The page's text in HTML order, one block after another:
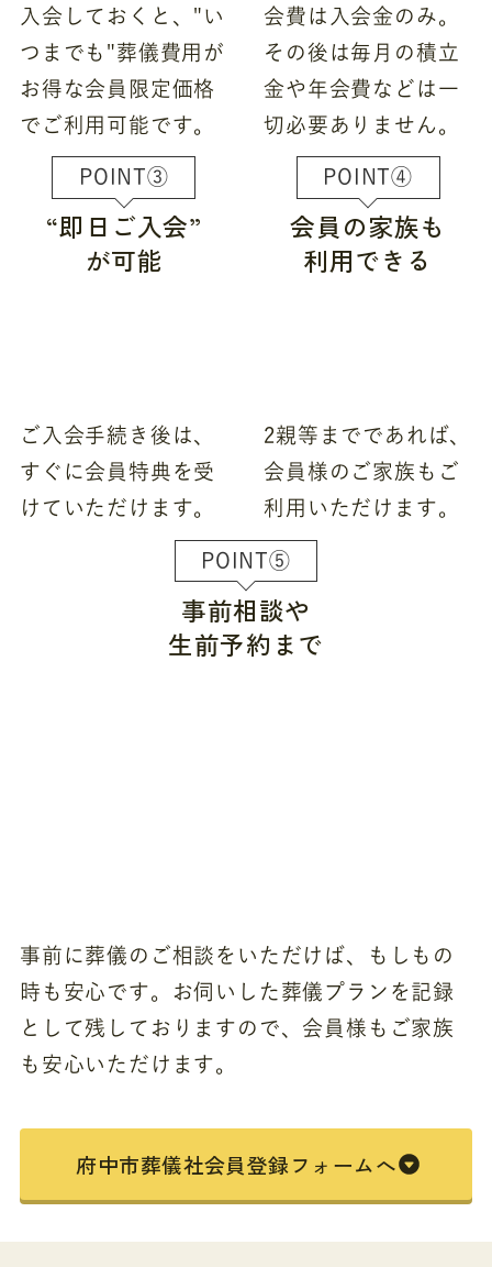
入会しておくと、"い
つまでも"葬儀費用が
お得な会員限定価格
でご利用可能です。
会費は入会金のみ。
その後は毎月の積立
金や年会費などは一
切必要ありません。
POINT③
“即日ご入会”
が可能
ご入会手続き後は、
すぐに会員特典を受
けていただけます。
POINT④
会員の家族も
利用できる
2親等までであれば、
会員様のご家族もご
利用いただけます。
POINT⑤
事前相談や
生前予約まで
事前に葬儀のご相談をいただけば、もしもの
時も安心です。お伺いした葬儀プランを記録
として残しておりますので、会員様もご家族
も安心いただけます。
府中市葬儀社会員登録フォームへ